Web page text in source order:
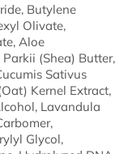
Butylene
Olivate,
Aloe
(Shea) Butter,
Sativus
Kernel Extract,
Lavandula
Glycol,